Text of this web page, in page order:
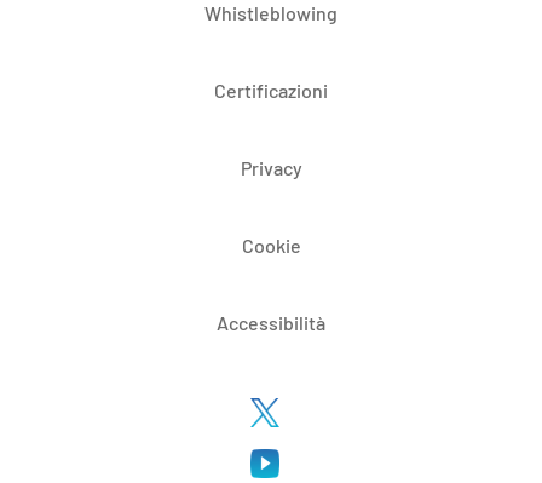
Whistleblowing
Certificazioni
Privacy
Cookie
Accessibilità